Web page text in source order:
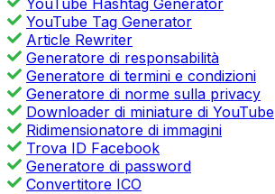
YouTube Tag Generator
Article Rewriter
Generatore di responsabilità
Generatore di termini e condizioni
Generatore di norme sulla privacy
Downloader di miniature di YouTube
Ridimensionatore di immagini
Trova ID Facebook
Generatore di password
Convertitore ICO